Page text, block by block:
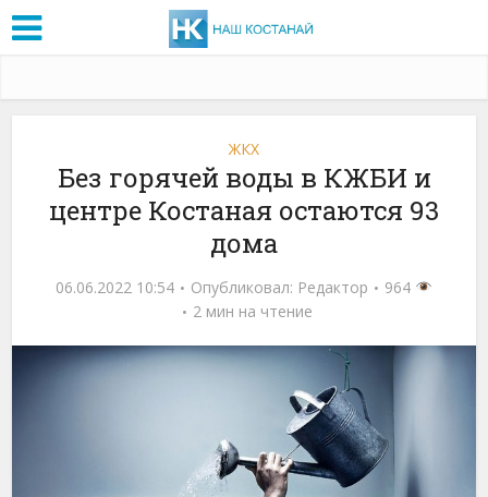
ЖКХ
Без горячей воды в КЖБИ и
центре Костаная остаются 93
дома
06.06.2022 10:54 Опубликовал: Редактор
964
2 мин на чтение